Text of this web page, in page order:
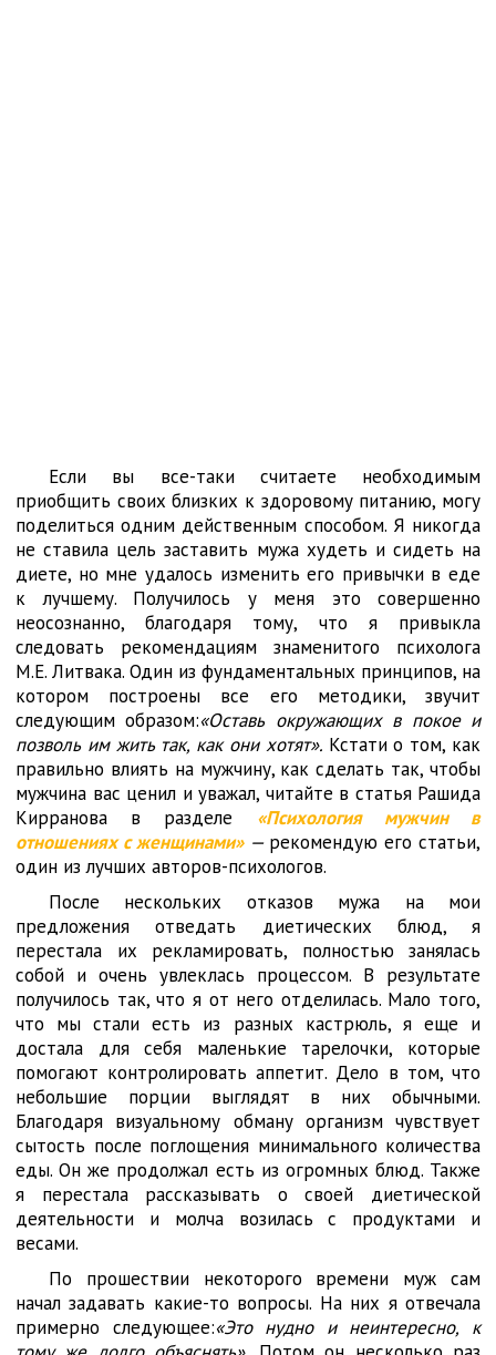
Если вы все-таки считаете необходимым
приобщить своих близких к здоровому питанию, могу
поделиться одним действенным способом. Я никогда
не ставила цель заставить мужа худеть и сидеть на
диете, но мне удалось изменить его привычки в еде
к лучшему. Получилось у меня это совершенно
неосознанно, благодаря тому, что я привыкла
следовать рекомендациям знаменитого психолога
М.Е. Литвака. Один из фундаментальных принципов, на
котором построены все его методики, звучит
следующим образом:«Оставь окружающих в покое и
позволь им жить так, как они хотят». Кстати о том, как
правильно влиять на мужчину, как сделать так, чтобы
мужчина вас ценил и уважал, читайте в статья Рашида
Кирранова в разделе
«Психология мужчин в
отношениях с женщинами» — рекомендую его статьи,
один из лучших авторов-психологов.
После нескольких отказов мужа на мои
предложения отведать диетических блюд, я
перестала их рекламировать, полностью занялась
собой и очень увлеклась процессом. В результате
получилось так, что я от него отделилась. Мало того,
что мы стали есть из разных кастрюль, я еще и
достала для себя маленькие тарелочки, которые
помогают контролировать аппетит. Дело в том, что
небольшие порции выглядят в них обычными.
Благодаря визуальному обману организм чувствует
сытость после поглощения минимального количества
еды. Он же продолжал есть из огромных блюд. Также
я перестала рассказывать о своей диетической
деятельности и молча возилась с продуктами и
весами.
По прошествии некоторого времени муж сам
начал задавать какие-то вопросы. На них я отвечала
примерно следующее:«Это нудно и неинтересно, к